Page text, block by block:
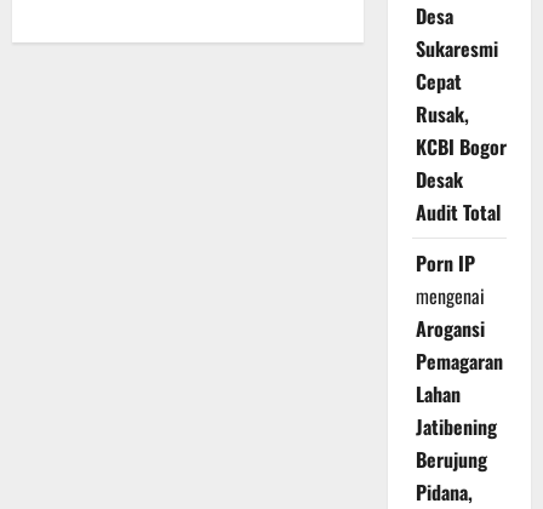
Desa
Sukaresmi
Cepat
Rusak,
KCBI Bogor
Desak
Audit Total
Porn IP
mengenai
Arogansi
Pemagaran
Lahan
Jatibening
Berujung
Pidana,